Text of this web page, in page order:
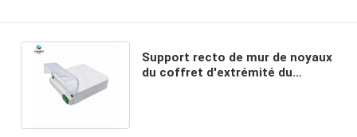
Support recto de mur de noyaux
du coffret d'extrémité du